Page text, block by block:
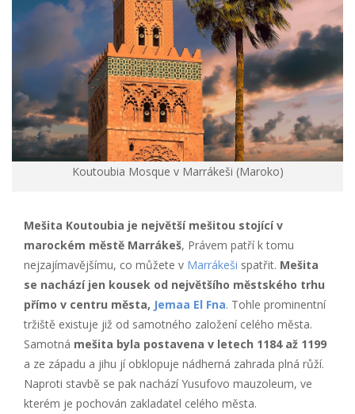
Koutoubia Mosque v Marrákeši (Maroko)
Mešita Koutoubia je největší mešitou stojící v
marockém městě Marrákeš, Právem patří k tomu
nejzajímavějšímu, co můžete v Marrákeši spatřit. Mešita
se nachází jen kousek od největšího městského trhu
přímo v centru města, Jemaa El Fna. Tohle prominentní
tržiště existuje již od samotného založení celého města.
Samotná mešita byla postavena v letech 1184 až 1199
a ze západu a jihu jí obklopuje nádherná zahrada plná růží.
Naproti stavbě se pak nachází Yusufovo mauzoleum, ve
kterém je pochován zakladatel celého města.